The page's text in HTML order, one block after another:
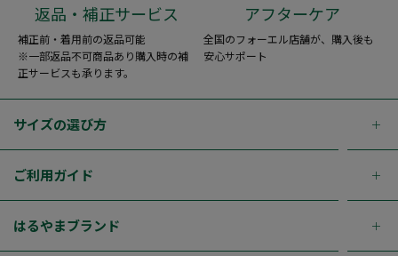
返品・補正サービス
補正前・着用前の返品可能
※一部返品不可商品あり購入時の補
正サービスも承ります。
アフターケア
全国のフォーエル店舗が、購入後も
安心サポート
サイズの選び方
ご利用ガイド
はるやまブランド